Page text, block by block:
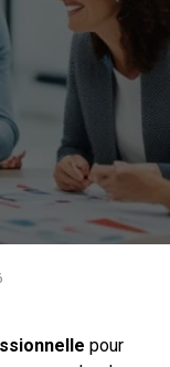
pour